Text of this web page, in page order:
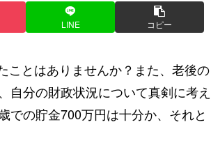
LINE コピー
ことはありませんか？また、老後の
自分の財政状況について真剣に考え
での貯金700万円は十分か、それと